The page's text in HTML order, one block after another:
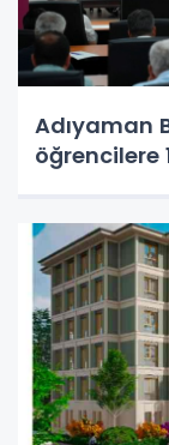
Adıyaman
öğrencilere